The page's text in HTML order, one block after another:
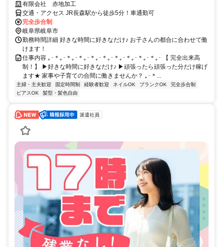
有限会社 赤地加工
交通・アクセス JR長森駅から徒歩5分！車通勤可
完全歩合制
岐阜県岐阜市
勤務時間詳細 好きな時間に好きなだけ♪ お子さんの都合に合わせて働
けます！
仕事内容 ｡･＊｡･＊｡･＊｡･＊｡･＊｡･＊｡･＊｡･＊｡･＊｡･ 【 完全出来高
制！】 ▶好きな時間に好きなだけ♪ ▶頑張ったら頑張った分だけ稼げ
ます★ 家事や子育ての合間に働きませんか？ ｡･＊...
主婦・主夫歓迎 固定時間制 経験者歓迎 ネイルOK ブランクOK
完全歩合制
ピアスOK
髪型・髪色自由
派遣社員